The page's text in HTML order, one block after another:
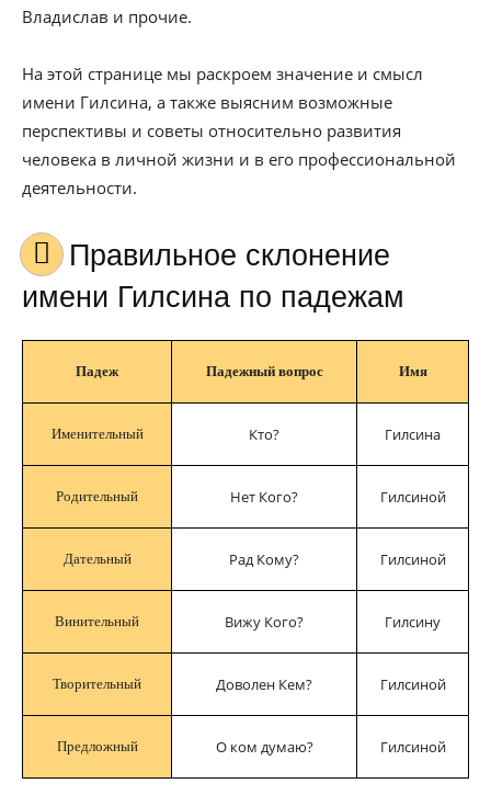
Владислав и прочие.
На этой странице мы раскроем значение и смысл
имени Гилсина, а также выясним возможные
перспективы и советы относительно развития
человека в личной жизни и в его профессиональной
деятельности.
Правильное склонение
имени Гилсина по падежам
Падеж Падежный вопрос Имя
Именительный Кто? Гилсина
Родительный Нет Кого? Гилсиной
Дательный Рад Кому? Гилсиной
Винительный Вижу Кого? Гилсину
Творительный Доволен Кем? Гилсиной
Предложный О ком думаю? Гилсиной